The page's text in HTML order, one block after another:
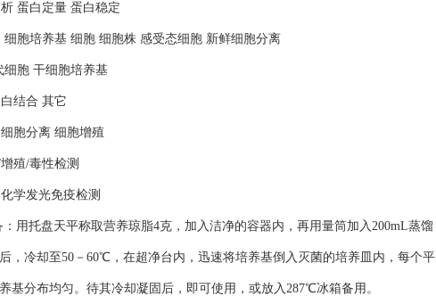
蛋白定量 蛋白稳定
细胞培养基 细胞 细胞株 感受态细胞 新鲜细胞分离
细胞 干细胞培养基
结合 其它
胞分离 细胞增殖
殖/毒性检测
学发光免疫检测
用托盘天平称取营养琼脂4克，加入洁净的容器内，再用量筒加入200mL蒸馏
，冷却至50－60℃，在超净台内，迅速将培养基倒入灭菌的培养皿内，每个平
基分布均匀。待其冷却凝固后，即可使用，或放入287℃冰箱备用。